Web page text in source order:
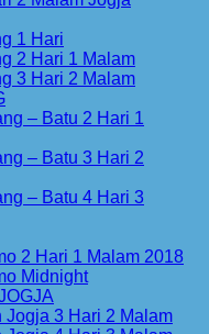
1 Hari
2 Hari 1 Malam
3 Hari 2 Malam
– Batu 2 Hari 1
– Batu 3 Hari 2
– Batu 4 Hari 3
2 Hari 1 Malam 2018
Midnight
Jogja 3 Hari 2 Malam